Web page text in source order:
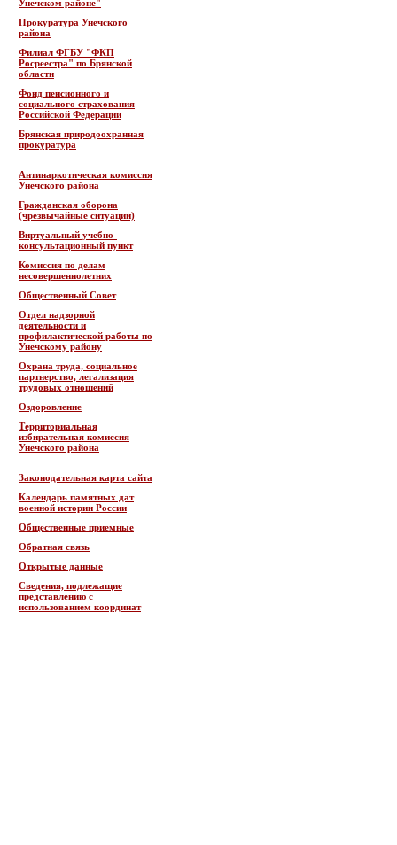
Унечском районе"
Прокуратура Унечского
района
Филиал ФГБУ "ФКП
Росреестра" по Брянской
области
Фонд пенсионного и
социального страхования
Российской Федерации
Брянская природоохранная
прокуратура
Антинаркотическая комиссия
Унечского района
Гражданская оборона
(чрезвычайные ситуации)
Виртуальный учебно-
консультационный пункт
Комиссия по делам
несовершеннолетних
Общественный Совет
Отдел надзорной
деятельности и
профилактической работы по
Унечскому району
Охрана труда, социальное
партнерство, легализация
трудовых отношений
Оздоровление
Территориальная
избирательная комиссия
Унечского района
Законодательная карта сайта
Календарь памятных дат
военной истории России
Общественные приемные
Обратная связь
Открытые данные
Сведения, подлежащие
представлению с
использованием координат